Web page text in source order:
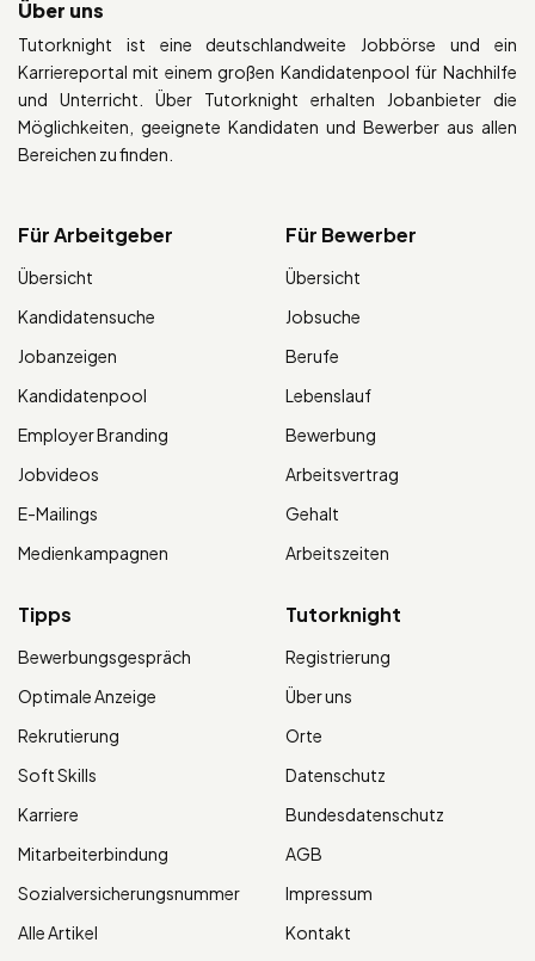
Über uns
Tutorknight ist eine deutschlandweite Jobbörse und ein
Karriereportal mit einem großen Kandidatenpool für Nachhilfe
und Unterricht. Über Tutorknight erhalten Jobanbieter die
Möglichkeiten, geeignete Kandidaten und Bewerber aus allen
Bereichen zu finden.
Für Arbeitgeber
Übersicht
Kandidatensuche
Jobanzeigen
Kandidatenpool
Employer Branding
Jobvideos
E-Mailings
Medienkampagnen
Für Bewerber
Übersicht
Jobsuche
Berufe
Lebenslauf
Bewerbung
Arbeitsvertrag
Gehalt
Arbeitszeiten
Tipps
Bewerbungsgespräch
Optimale Anzeige
Rekrutierung
Soft Skills
Karriere
Mitarbeiterbindung
Sozialversicherungsnummer
Alle Artikel
Tutorknight
Registrierung
Über uns
Orte
Datenschutz
Bundesdatenschutz
AGB
Impressum
Kontakt